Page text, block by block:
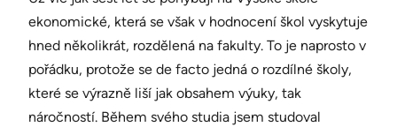
ekonomické, která se však v hodnocení škol vyskytuje
hned několikrát, rozdělená na fakulty. To je naprosto v
pořádku, protože se de facto jedná o rozdílné školy,
které se výrazně liší jak obsahem výuky, tak
náročností. Během svého studia jsem studoval